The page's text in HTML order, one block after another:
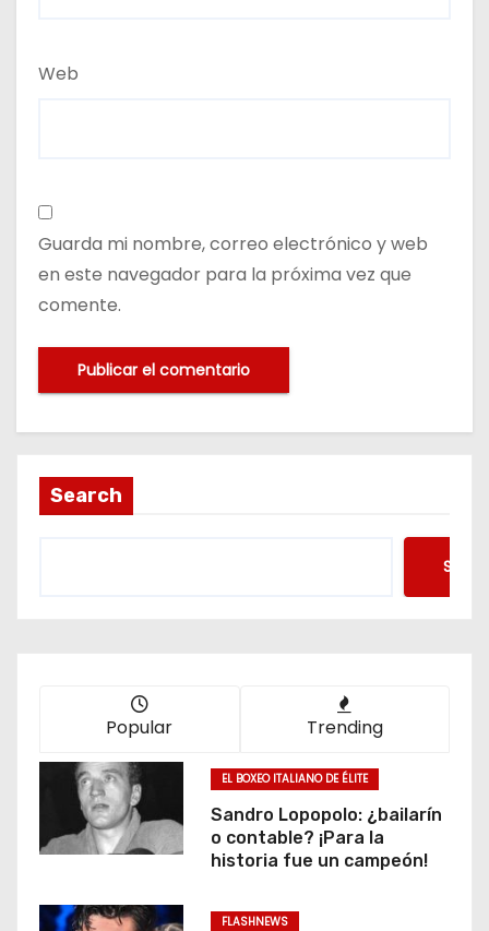
Web
Guarda mi nombre, correo electrónico y web
en este navegador para la próxima vez que
comente.
Search
Popular Trending
EL BOXEO ITALIANO DE ÉLITE
Sandro Lopopolo: ¿bailarín
o contable? ¡Para la
historia fue un campeón!
FLASHNEWS